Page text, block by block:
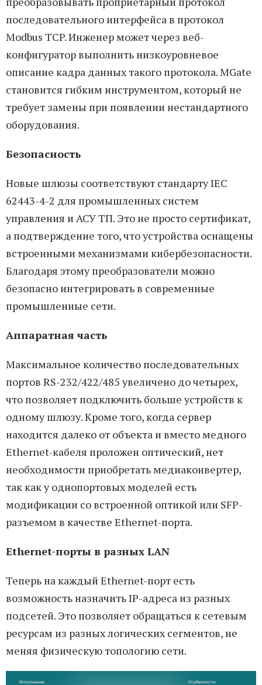
последовательного интерфейса в протокол
Modbus TCP. Инженер может через веб-
конфигуратор выполнить низкоуровневое
описание кадра данных такого протокола. MGate
становится гибким инструментом, который не
требует замены при появлении нестандартного
оборудования.
Безопасность
Новые шлюзы соответствуют стандарту IEC
62443-4-2 для промышленных систем
управления и АСУ ТП. Это не просто сертификат,
а подтверждение того, что устройства оснащены
встроенными механизмами кибербезопасности.
Благодаря этому преобразователи можно
безопасно интегрировать в современные
промышленные сети.
Аппаратная часть
Максимальное количество последовательных
портов RS-232/422/485 увеличено до четырех,
что позволяет подключить больше устройств к
одному шлюзу. Кроме того, когда сервер
находится далеко от объекта и вместо медного
Ethernet-кабеля проложен оптический, нет
необходимости приобретать медиаконвертер,
так как у однопортовых моделей есть
модификации со встроенной оптикой или SFP-
разъемом в качестве Ethernet-порта.
Ethernet-порты в разных LAN
Теперь на каждый Ethernet-порт есть
возможность назначить IP-адреса из разных
подсетей. Это позволяет обращаться к сетевым
ресурсам из разных логических сегментов, не
меняя физическую топологию сети.